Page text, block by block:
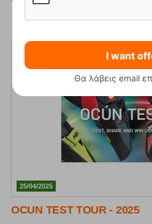
25/04/2025
OCUN TEST TOUR - 2025
I want
Θα λάβεις email